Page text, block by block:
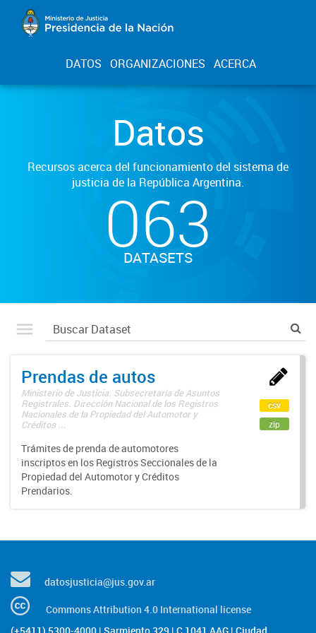
DATOS ORGANIZACIONES ACERCA
Datos
Recursos acerca del funcionamiento del sistema de
justicia de la República Argentina.
063
DATASETS
Prendas de autos
Ministerio de Justicia. Subsecretaría de Asuntos
Registrales. Dirección Nacional de los Registros
Nacionales de la Propiedad del Automotor y
Créditos ...
Trámites de prenda de automotores
inscriptos en los Registros Seccionales de la
Propiedad del Automotor y Créditos
Prendarios.
csv
zip
datosjusticia@jus.gov.ar
Commons Attribution 4.0 International license